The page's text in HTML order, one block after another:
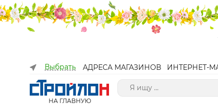
Выбрать АДРЕСА МАГАЗИНОВ ИНТЕРНЕТ-
НА ГЛАВНУЮ